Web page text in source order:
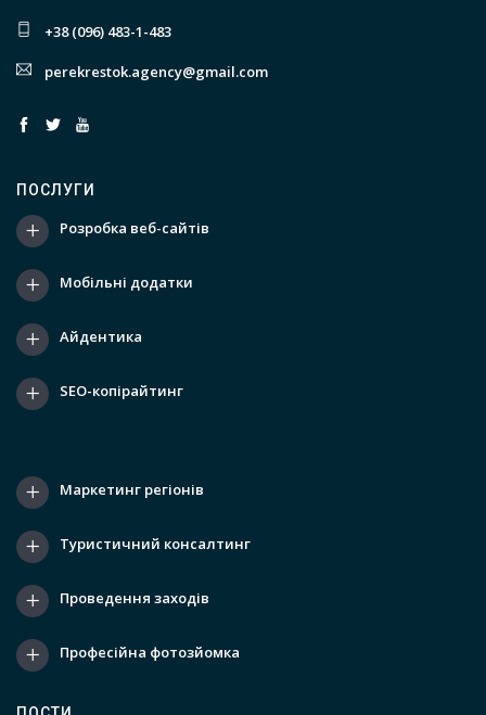
+38 (096) 483-1-483
perekrestok.agency@gmail.com
ПОСЛУГИ
Розробка веб-сайтів
Мобільні додатки
Айдентика
SEO-копірайтинг
Маркетинг регіонів
Туристичний консалтинг
Проведення заходів
Професійна фотозйомка